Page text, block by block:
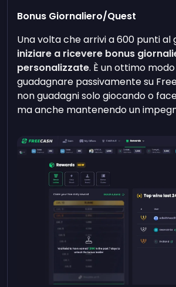
Bonus Giornaliero/Quest
Una volta che arrivi a 600 punti al
iniziare a ricevere bonus
personalizzate. È un ottimo
guadagnare passivamente su
non guadagni solo giocando o
ma anche mantenendo un